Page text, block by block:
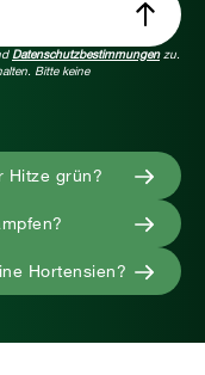
Datenschutzbestimmungenzu.
Bitte keine
Hitze grün?
Hortensien?